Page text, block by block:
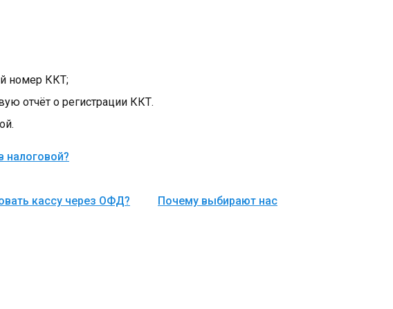
номер ККТ;
отчёт о регистрации ККТ.
налоговой?
кассу через ОФД? Почему выбирают нас